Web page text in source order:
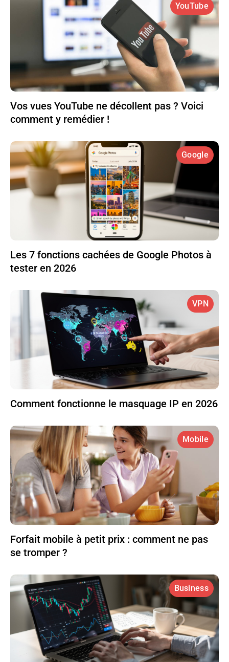
YouTube
Vos vues YouTube ne décollent pas ? Voici
comment y remédier !
Google
Les 7 fonctions cachées de Google Photos à
tester en 2026
VPN
Comment fonctionne le masquage IP en 2026
Mobile
Forfait mobile à petit prix : comment ne pas
se tromper ?
Business